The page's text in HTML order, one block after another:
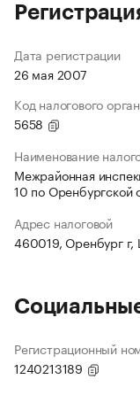
Дата регистрации
26 мая 2007
Код налогового
5658
Наименование
Межрайонная
10 по Оренбургской
Адрес налоговой
460019, Оренбург
Регистрационный
1240213189